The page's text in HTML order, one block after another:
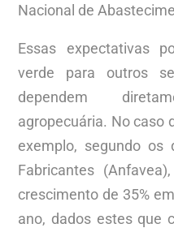
Nacional de
Essas expectativas
verde para outros
dependem
agropecuária. No caso
exemplo, segundo os
Fabricantes
crescimento de 35%
ano, dados estes que